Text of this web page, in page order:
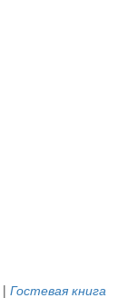
| Гостевая книга